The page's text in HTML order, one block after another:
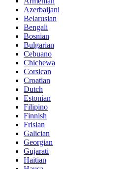
Azerbaijani
Belarusian
Bengali
Bosnian
Bulgarian
Cebuano
Chichewa
Corsican
Croatian
Dutch
Estonian
Filipino
Finnish
Frisian
Galician
Georgian
Gujarati
Haitian